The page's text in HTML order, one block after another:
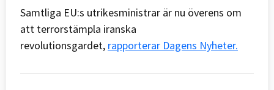
Samtliga EU:s utrikesministrar är nu överens om
att terrorstämpla iranska
revolutionsgardet, rapporterar Dagens Nyheter.